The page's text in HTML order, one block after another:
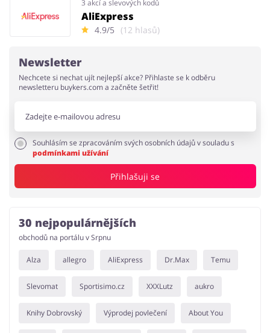
3 akcí a slevových kodů
AliExpress
4.9/5 (12 hlasů)
Newsletter
Nechcete si nechat ujít nejlepší akce? Přihlaste se k odběru
newsletteru buykers.com a začněte šetřit!
Souhlásím se zpracováním svých osobních údajů v souladu s
podmínkami užívání
Přihlašuji se
30 nejpopulárnějších
obchodů na portálu v Srpnu
Alza allegro AliExpress Dr.Max Temu
Slevomat Sportisimo.cz XXXLutz aukro
Knihy Dobrovský Výprodej povlečení About You